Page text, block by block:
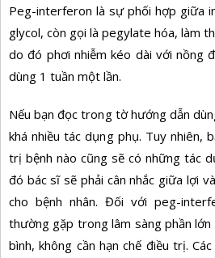
Peg-interferon là sự phối hợp giữa
glycol, còn gọi là pegylate hóa, làm
do đó phơi nhiễm kéo dài với nồng
dùng 1 tuần một lần.
Nếu bạn đọc trong tờ hướng dẫn
khá nhiều tác dụng phụ. Tuy nhiên,
trị bệnh nào cũng sẽ có những tác
đó bác sĩ sẽ phải cân nhắc giữa lợi
cho bệnh nhân. Đối với peg-
thường gặp trong lâm sàng phần
bình, không cần hạn chế điều trị.